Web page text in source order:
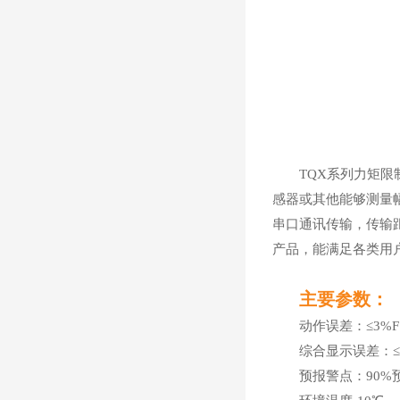
TQX系列力矩限制
感器或其他能够测量
串口通讯传输，传输
产品，能满足各类用
主要参数：
动作误差：
综合显示误差：
预报警点：90%预